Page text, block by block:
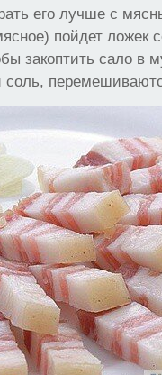
его лучше с
пойдет
закоптить сало в